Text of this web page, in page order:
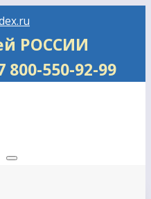
РОССИИ
800-550-92-99